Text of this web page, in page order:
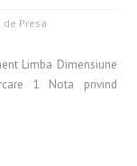
Presa
Limba Dimensiune
1 Nota privind